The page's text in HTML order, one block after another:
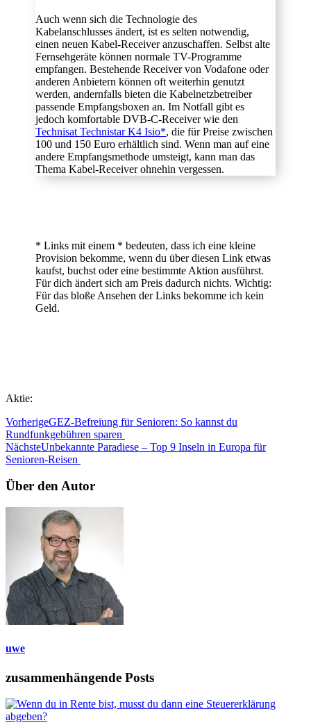
Auch wenn sich die Technologie des
Kabelanschlusses ändert, ist es selten notwendig,
einen neuen Kabel-Receiver anzuschaffen. Selbst alte
Fernsehgeräte können normale TV-Programme
empfangen. Bestehende Receiver von Vodafone oder
anderen Anbietern können oft weiterhin genutzt
werden, andernfalls bieten die Kabelnetzbetreiber
passende Empfangsboxen an. Im Notfall gibt es
jedoch komfortable DVB-C-Receiver wie den
Technisat Technistar K4 Isio*, die für Preise zwischen
100 und 150 Euro erhältlich sind. Wenn man auf eine
andere Empfangsmethode umsteigt, kann man das
Thema Kabel-Receiver ohnehin vergessen.
* Links mit einem * bedeuten, dass ich eine kleine
Provision bekomme, wenn du über diesen Link etwas
kaufst, buchst oder eine bestimmte Aktion ausführst.
Für dich ändert sich am Preis dadurch nichts. Wichtig:
Für das bloße Ansehen der Links bekomme ich kein
Geld.
Aktie:
VorherigeGEZ-Befreiung für Senioren: So kannst du
Rundfunkgebühren sparen
NächsteUnbekannte Paradiese – Top 9 Inseln in Europa für
Senioren-Reisen
Über den Autor
uwe
zusammenhängende Posts